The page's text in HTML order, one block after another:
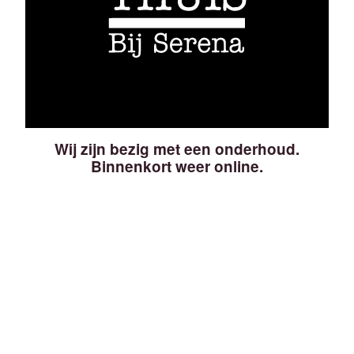
Wij zijn bezig met een onderhoud.
Binnenkort weer online.